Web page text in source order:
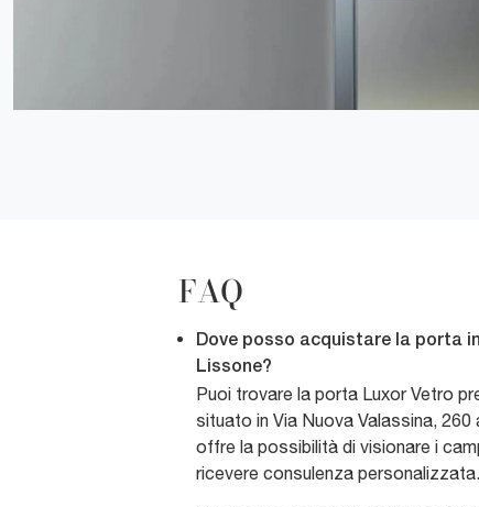
FAQ
Dove posso acquistare la porta
Lissone?
Puoi trovare la porta Luxor Vetro
situato in Via Nuova Valassina,
offre la possibilità di visionare i
ricevere consulenza personalizzata.